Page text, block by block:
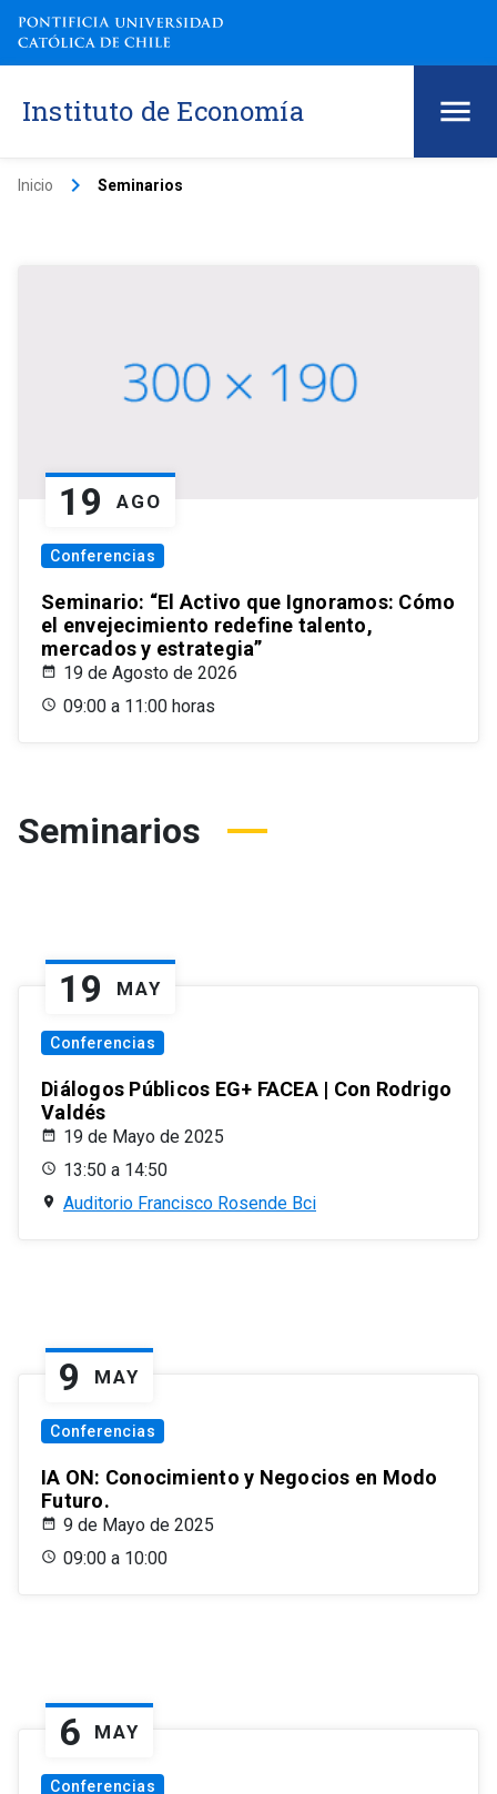
Instituto de Economía
Inicio keyboard_arrow_right Seminarios
19 AGO
Conferencias
Seminario: “El Activo que Ignoramos: Cómo
el envejecimiento redefine talento,
mercados y estrategia”
19 de Agosto de 2026
09:00 a 11:00 horas
Seminarios
19 MAY
Conferencias
Diálogos Públicos EG+ FACEA | Con Rodrigo
Valdés
19 de Mayo de 2025
13:50 a 14:50
Auditorio Francisco Rosende Bci
9 MAY
Conferencias
IA ON: Conocimiento y Negocios en Modo
Futuro.
9 de Mayo de 2025
09:00 a 10:00
6 MAY
Conferencias